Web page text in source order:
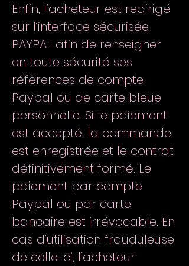
Enfin, l’acheteur est redirigé
sur l’interface sécurisée
PAYPAL afin de renseigner
en toute sécurité ses
références de compte
Paypal ou de carte bleue
personnelle. Si le paiement
est accepté, la commande
est enregistrée et le contrat
définitivement formé. Le
paiement par compte
Paypal ou par carte
bancaire est irrévocable. En
cas d’utilisation frauduleuse
de celle-ci, l’acheteur